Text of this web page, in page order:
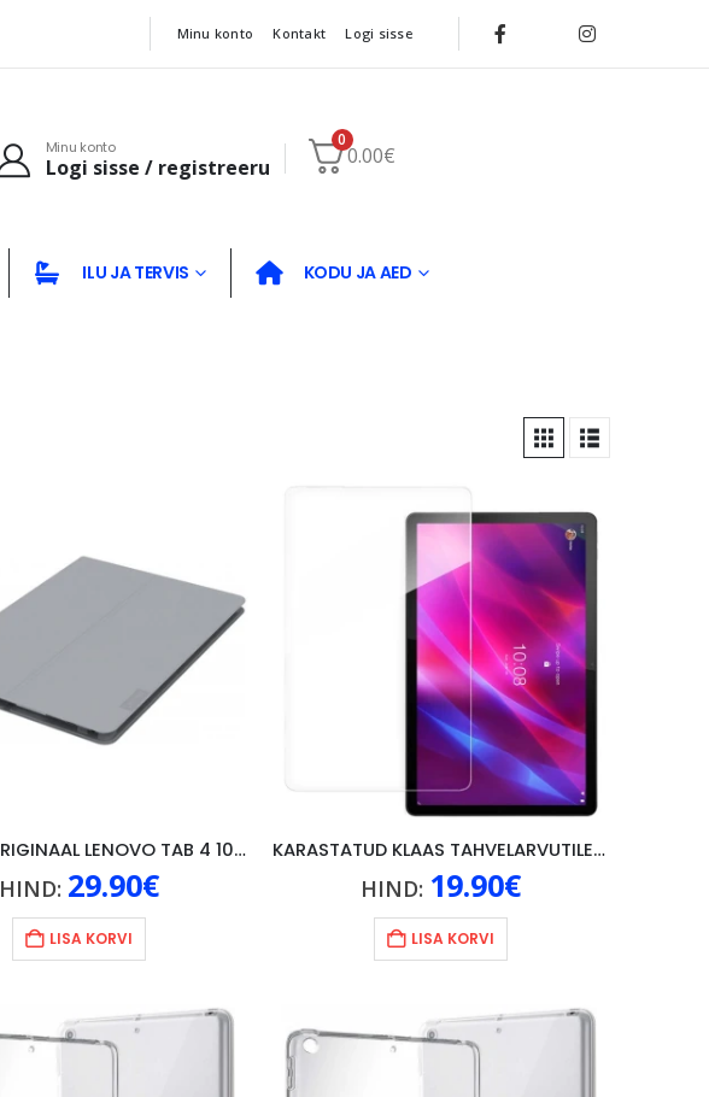
Minu konto Kontakt Logi sisse
Minu konto
Logi sisse / registreeru
0
0.00€
ILU JA TERVIS KODU JA AED
KAANED ORIGINAAL LENOVO TAB 4 10″, HALL
HIND: 29.90€
LISA KORVI
KARASTATUD KLAAS TAHVELARVUTILE WOSINZKT LENOVO TAB P11 (GEN. 1)
HIND: 19.90€
LISA KORVI